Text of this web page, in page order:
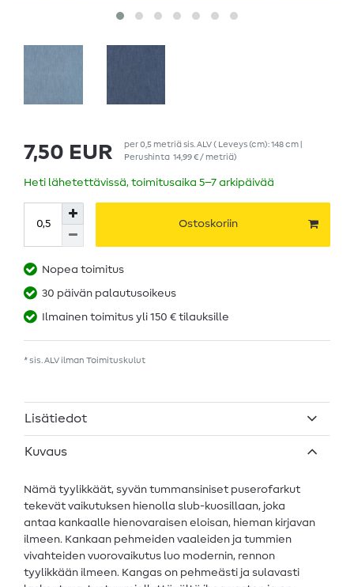
7,50 EUR per0,5 metriäsis. ALV( Leveys (cm): 148 cm |
Perushinta 14,99 € / metriä)
Heti lähetettävissä, toimitusaika 5–7 arkipäivää
Ostoskoriin
Nopea toimitus
30 päivän palautusoikeus
Ilmainen toimitus yli 150 € tilauksille
* sis. ALV ilman Toimituskulut
Lisätiedot
Kuvaus
Nämä tyylikkäät, syvän tummansiniset puserofarkut
tekevät vaikutuksen hienolla slub-kuosillaan, joka
antaa kankaalle hienovaraisen eloisan, hieman kirjavan
ilmeen. Kankaan pehmeiden vaaleiden ja tummien
vivahteiden vuorovaikutus luo modernin, rennon
tyylikkään ilmeen. Kangas on pehmeästi ja sulavasti